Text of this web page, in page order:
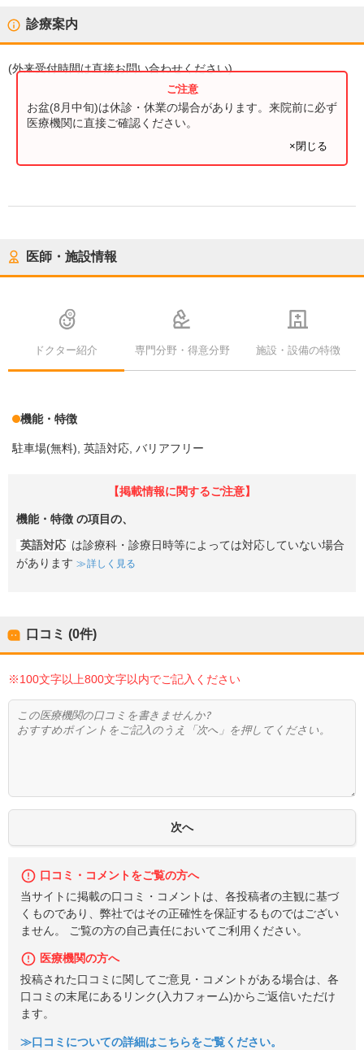
診療案内
(外来受付時間は直接お問い合わせください)
お盆(8月中旬)は休診・休業の場合があります。来院前に必ず
医療機関に直接ご確認ください。
×閉じる
医師・施設情報
ドクター紹介 専門分野・得意分野 施設・設備の特徴
機能・特徴
駐車場(無料) 英語対応 バリアフリー
【掲載情報に関するご注意】
機能・特徴 の項目の、
英語対応 は診療科・診療日時等によっては対応していない場合
があります
詳しく見る
口コミ (0件)
※100文字以上800文字以内でご記入ください
口コミ・コメントをご覧の方へ
当サイトに掲載の口コミ・コメントは、各投稿者の主観に基づ
くものであり、弊社ではその正確性を保証するものではござい
ません。 ご覧の方の自己責任においてご利用ください。
医療機関の方へ
投稿された口コミに関してご意見・コメントがある場合は、各
口コミの末尾にあるリンク(入力フォーム)からご返信いただけ
ます。
≫口コミについての詳細はこちらをご覧ください。